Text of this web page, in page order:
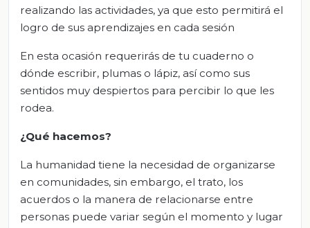
realizando las actividades, ya que esto permitirá el
logro de sus aprendizajes en cada sesión
En esta ocasión requerirás de tu cuaderno o
dónde escribir, plumas o lápiz, así como sus
sentidos muy despiertos para percibir lo que les
rodea.
¿Qué hacemos?
La humanidad tiene la necesidad de organizarse
en comunidades, sin embargo, el trato, los
acuerdos o la manera de relacionarse entre
personas puede variar según el momento y lugar